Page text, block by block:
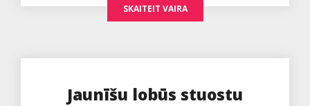
SKAITEIT VAIRA
Jaunīšu lobūs stuostu